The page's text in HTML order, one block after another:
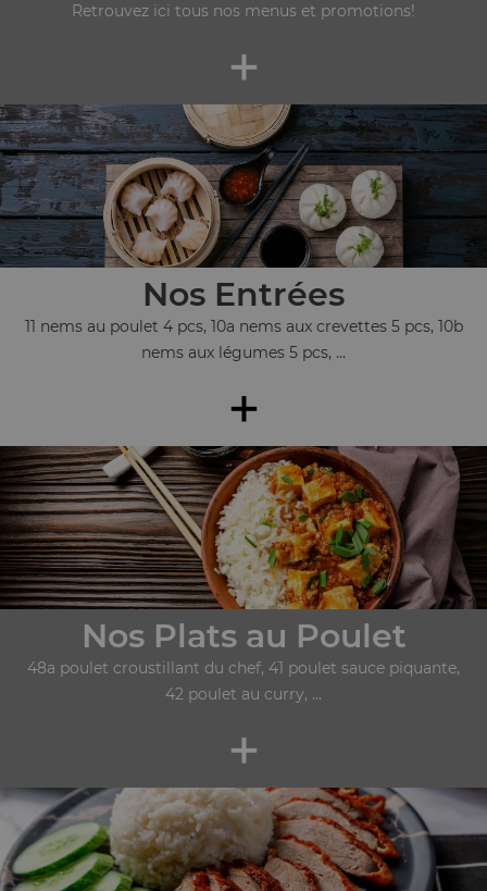
Retrouvez ici tous nos menus et promotions!
+
Nos Entrées
11 nems au poulet 4 pcs, 10a nems aux crevettes 5 pcs, 10b
nems aux légumes 5 pcs, ...
+
Nos Plats au Poulet
48a poulet croustillant du chef, 41 poulet sauce piquante,
42 poulet au curry, ...
+